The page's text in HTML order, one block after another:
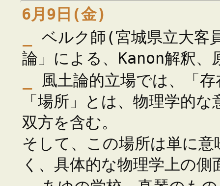
6月9日(金)
ベルク師(宮城県立大客
論」による、Kanon解釈、
風土論的立場では、「
「場所」とは、物理学的
双方を含む。
そして、この場所は単に
く、具体的な物理学上の側